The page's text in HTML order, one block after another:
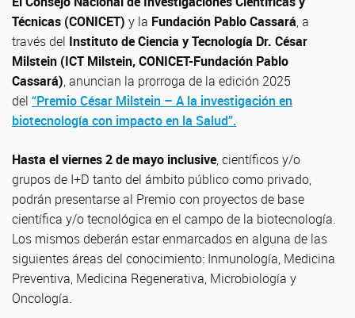
Técnicas (CONICET) y la Fundación Pablo Cassará, a
través del Instituto de Ciencia y Tecnología Dr. César
Milstein (ICT Milstein, CONICET-Fundación Pablo
Cassará), anuncian la prorroga de la edición 2025
del “Premio César Milstein – A la investigación en
biotecnología con impacto en la Salud”.
Hasta el viernes 2 de mayo inclusive, científicos y/o
grupos de I+D tanto del ámbito público como privado,
podrán presentarse al Premio con proyectos de base
científica y/o tecnológica en el campo de la biotecnología.
Los mismos deberán estar enmarcados en alguna de las
siguientes áreas del conocimiento: Inmunología, Medicina
Preventiva, Medicina Regenerativa, Microbiología y
Oncología.